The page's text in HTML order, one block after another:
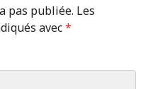
pas publiée. Les
avec*